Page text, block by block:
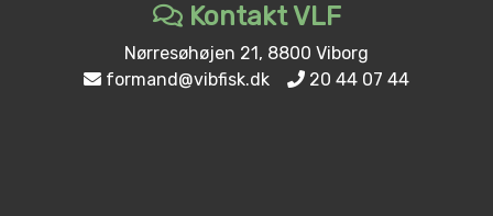
Kontakt VLF
Nørresøhøjen 21, 8800 Viborg
formand@vibfisk.dk
20 44 07 44